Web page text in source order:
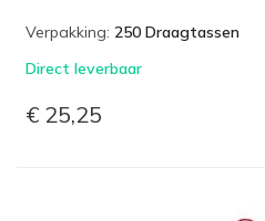
Verpakking: 250 Draagtassen
Direct leverbaar
€ 25,25